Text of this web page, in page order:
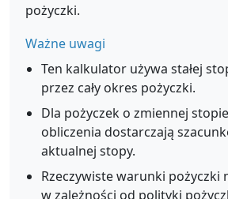
pożyczki.
Ważne uwagi
Ten kalkulator używa stałej
przez cały okres pożyczki.
Dla pożyczek o zmiennej
obliczenia dostarczają
aktualnej stopy.
Rzeczywiste warunki pożyczki
w zależności od polityki